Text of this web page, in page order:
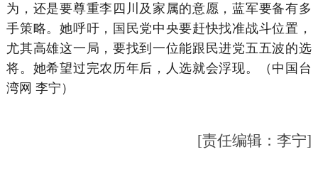
为，还是要尊重李四川及家属的意愿，蓝军要备有多
手策略。她呼吁，国民党中央要赶快找准战斗位置，
尤其高雄这一局，要找到一位能跟民进党五五波的选
将。她希望过完农历年后，人选就会浮现。（中国台
湾网 李宁）
[责任编辑：李宁]